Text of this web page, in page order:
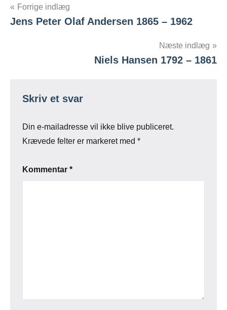
Indlægsnavigation
Forrige indlæg
Jens Peter Olaf Andersen 1865 – 1962
Næste indlæg
Niels Hansen 1792 – 1861
Skriv et svar
Din e-mailadresse vil ikke blive publiceret.
Krævede felter er markeret med *
Kommentar *